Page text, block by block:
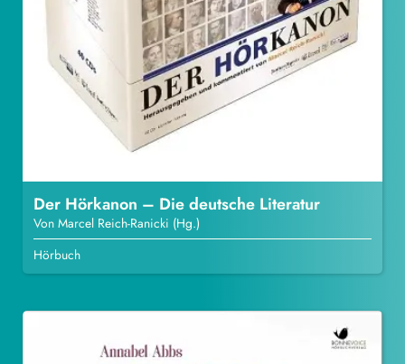
Der Hörkanon – Die deutsche Literatur
Von Marcel Reich-Ranicki (Hg.)
Hörbuch